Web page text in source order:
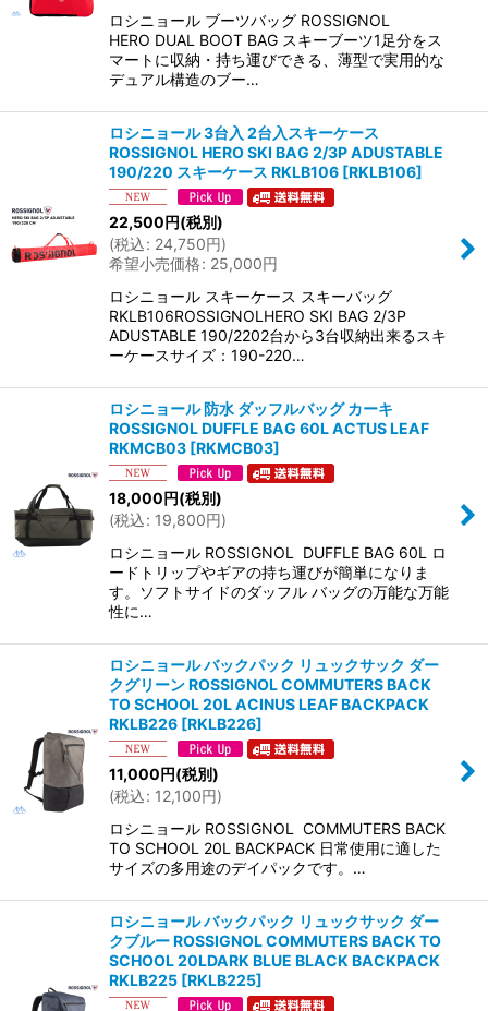
ロシニョール ブーツバッグ ROSSIGNOL
HERO DUAL BOOT BAG スキーブーツ1足分をス
マートに収納・持ち運びできる、薄型で実用的な
デュアル構造のブー…
ロシニョール 3台入 2台入スキーケース
ROSSIGNOL HERO SKI BAG 2/3P ADUSTABLE
190/220 スキーケース RKLB106 [RKLB106]
22,500円(税別)
(税込: 24,750円)
希望小売価格: 25,000円
ロシニョール スキーケース スキーバッグ
RKLB106ROSSIGNOLHERO SKI BAG 2/3P
ADUSTABLE 190/2202台から3台収納出来るスキ
ーケースサイズ：190-220…
ロシニョール 防水 ダッフルバッグ カーキ
ROSSIGNOL DUFFLE BAG 60L ACTUS LEAF
RKMCB03 [RKMCB03]
18,000円(税別)
(税込: 19,800円)
ロシニョール ROSSIGNOL DUFFLE BAG 60L ロ
ードトリップやギアの持ち運びが簡単になりま
す。ソフトサイドのダッフル バッグの万能な万能
性に…
ロシニョール バックパック リュックサック ダー
クグリーン ROSSIGNOL COMMUTERS BACK
TO SCHOOL 20L ACINUS LEAF BACKPACK
RKLB226 [RKLB226]
11,000円(税別)
(税込: 12,100円)
ロシニョール ROSSIGNOL COMMUTERS BACK
TO SCHOOL 20L BACKPACK 日常使用に適した
サイズの多用途のデイパックです。…
ロシニョール バックパック リュックサック ダー
クブルー ROSSIGNOL COMMUTERS BACK TO
SCHOOL 20LDARK BLUE BLACK BACKPACK
RKLB225 [RKLB225]